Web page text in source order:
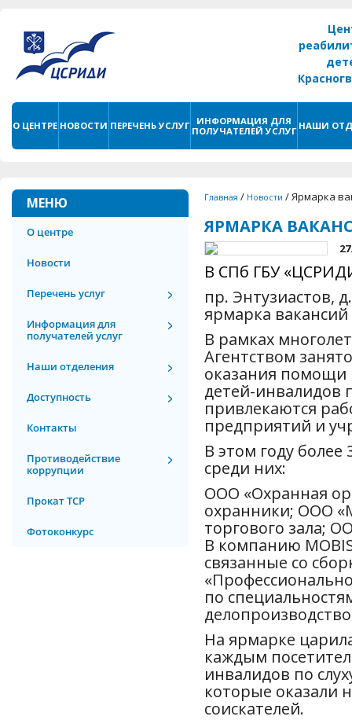
О ЦЕНТРЕ НОВОСТИ ПЕРЕЧЕНЬ УСЛУГ
ИНФОРМАЦИЯ ДЛЯ
ПОЛУЧАТЕЛЕЙ УСЛУГ НАШИ
МЕНЮ
О центре
Новости
Перечень услуг
Информация для
получателей услуг
Наши отделения
Доступность
Контакты
Противодействие
коррупции
Прокат ТСР
Фотоконкурс
Главная / Новости /Ярмарка
ЯРМАРКА
В СПб ГБУ
пр. Энтузиастов,
ярмарка
В рамках
Агентством
оказания помощи
детей-инвалидов
привлекаются
предприятий и
В этом году
среди них:
ООО «Охранная
охранники; ООО
торгового зала;
В компанию
связанные со
по
На ярмарке
каждым
инвалидов по
которые оказали
соискателей.